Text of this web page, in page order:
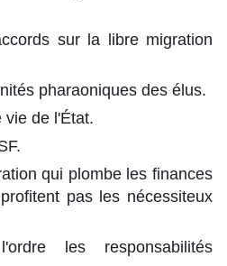
sur la libre migration
pharaoniques des élus.
vie de l'État.
qui plombe les finances
pas les nécessiteux
les responsabilités